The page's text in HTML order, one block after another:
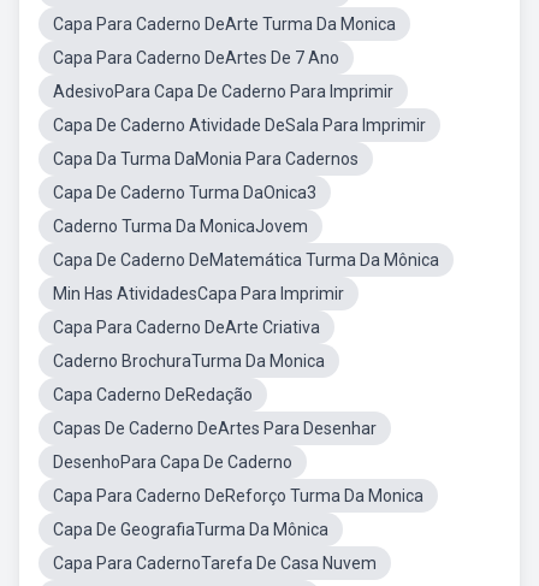
Capa Para Caderno DeArte Turma Da Monica
Capa Para Caderno DeArtes De 7 Ano
AdesivoPara Capa De Caderno Para Imprimir
Capa De Caderno Atividade DeSala Para Imprimir
Capa Da Turma DaMonia Para Cadernos
Capa De Caderno Turma DaOnica3
Caderno Turma Da MonicaJovem
Capa De Caderno DeMatemática Turma Da Mônica
Min Has AtividadesCapa Para Imprimir
Capa Para Caderno DeArte Criativa
Caderno BrochuraTurma Da Monica
Capa Caderno DeRedação
Capas De Caderno DeArtes Para Desenhar
DesenhoPara Capa De Caderno
Capa Para Caderno DeReforço Turma Da Monica
Capa De GeografiaTurma Da Mônica
Capa Para CadernoTarefa De Casa Nuvem